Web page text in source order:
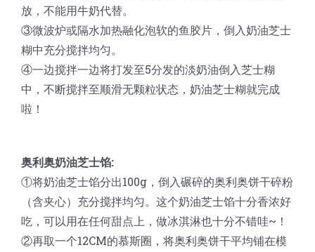
放，不能用牛奶代替。
③微波炉或隔水加热融化泡软的鱼胶片，倒入奶油芝士
糊中充分搅拌均匀。
④一边搅拌一边将打发至5分发的淡奶油倒入芝士糊
中，不断搅拌至顺滑无颗粒状态，奶油芝士糊就完成
啦！
奥利奥奶油芝士馅:
①将奶油芝士馅分出100g，倒入碾碎的奥利奥饼干碎粉
（含夹心）充分搅拌均匀。这个奶油芝士馅十分香浓好
吃，可以用在任何甜点上，做冰淇淋也十分不错哇~！
②再取一个12CM的慕斯圈，将奥利奥饼干平均铺在模